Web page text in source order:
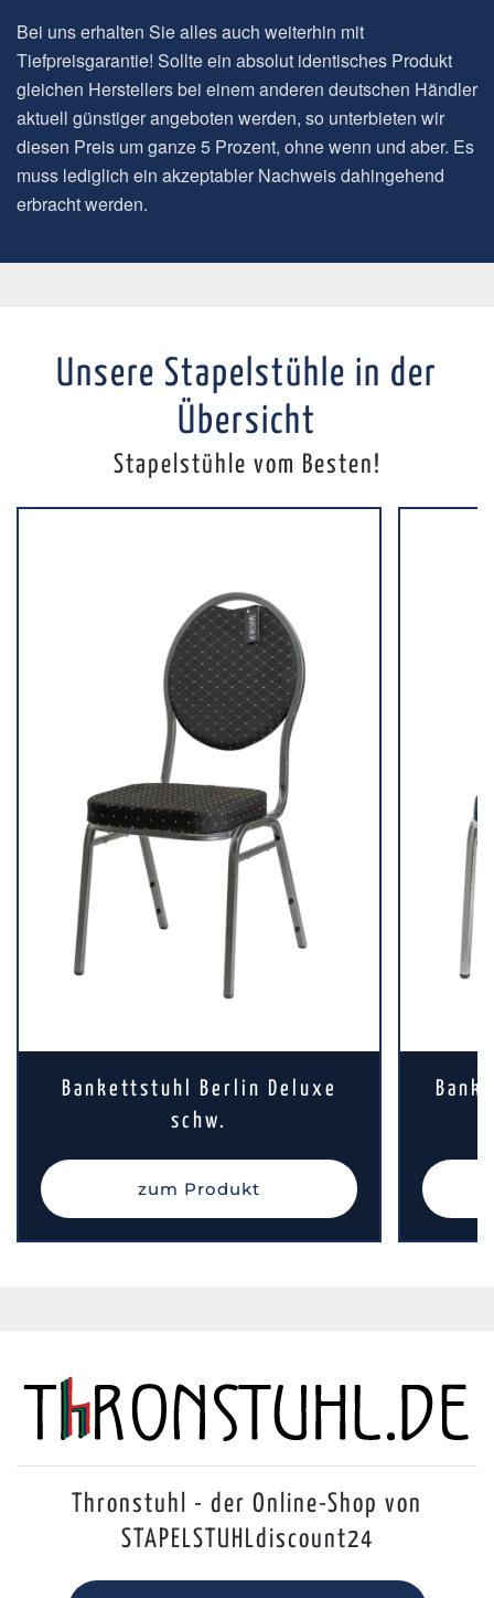
Bei uns erhalten Sie alles auch weiterhin mit
Tiefpreisgarantie! Sollte ein absolut identisches Produkt
gleichen Herstellers bei einem anderen deutschen Händler
aktuell günstiger angeboten werden, so unterbieten wir
diesen Preis um ganze 5 Prozent, ohne wenn und aber. Es
muss lediglich ein akzeptabler Nachweis dahingehend
erbracht werden.
Unsere Stapelstühle in der
Übersicht
Stapelstühle vom Besten!
Bankettstuhl Berlin Deluxe
schw.
zum Produkt
Thronstuhl - der Online-Shop von
STAPELSTUHLdiscount24